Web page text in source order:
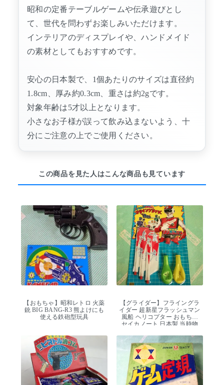
昭和の定番テーブルゲームや伝承遊びとし
て、世代を問わずお楽しみいただけます。
インテリアのディスプレイや、ハンドメイド
の素材としてもおすすめです。
安心の日本製で、1個あたりのサイズは直径約
1.8cm、厚み約0.3cm、重さは約2gです。
対象年齢は5才以上となります。
小さなお子様が誤って飲み込まないよう、十
分にご注意の上でご使用ください。
この商品を見た人はこんな商品も見ています
【おもちゃ】昭和レトロ 火薬
銃 BIG BANG-R3 熊よけにも
使える鉄砲型玩具
【グライダー】フライングラ
イダー 超新星フラッシュマン
風船 ヘリコプター おもちゃ
セイカノート 日本製 当時物